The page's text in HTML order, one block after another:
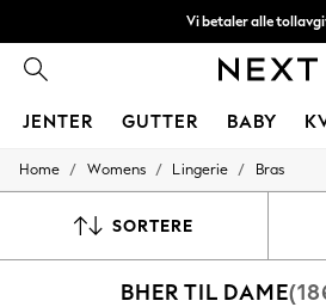
Vi betaler alle
Fleksible og sikre betalinger
JENTER GUTTER BABY
GIRLS
50 - 92cm
140 - 174cm
Home / Womens / Lingerie / Bras
SORTERE
BHER TIL DAME